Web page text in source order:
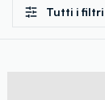
Tutti i filtri